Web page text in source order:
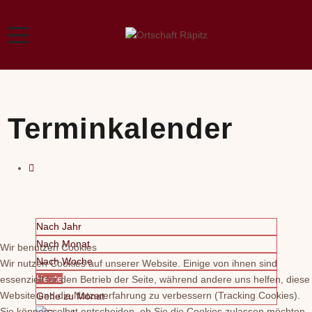
Terminkalender
Nach Jahr
Nach Monat
Nach Woche
Heute
Gehe zu Monat
Wir benutzen Cookies
Wir nutzen Cookies auf unserer Website. Einige von ihnen sind
essenziell für den Betrieb der Seite, während andere uns helfen, diese
Website und die Nutzererfahrung zu verbessern (Tracking Cookies).